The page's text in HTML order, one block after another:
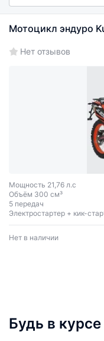
Мотоцикл эндуро
Нет отзывов
Мощность 21,76 л.с
Объём 300 см³
5 передач
Электростартер + кик-
Нет в наличии
Будь в курсе